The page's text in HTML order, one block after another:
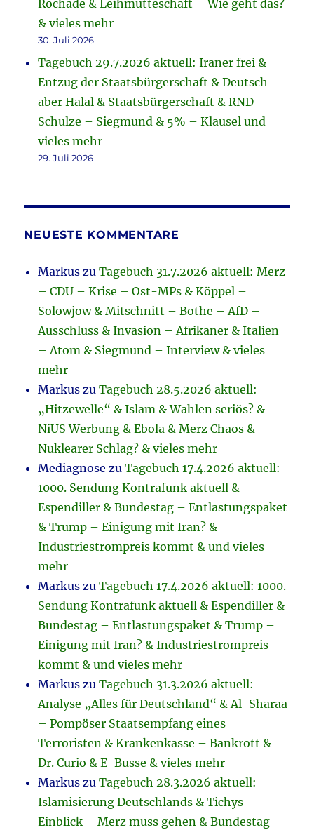
Rochade & Leihmutteschaft – Wie geht das?
& vieles mehr
30. Juli 2026
Tagebuch 29.7.2026 aktuell: Iraner frei &
Entzug der Staatsbürgerschaft & Deutsch
aber Halal & Staatsbürgerschaft & RND –
Schulze – Siegmund & 5% – Klausel und
vieles mehr
29. Juli 2026
NEUESTE KOMMENTARE
Markus zuTagebuch 31.7.2026 aktuell: Merz
– CDU – Krise – Ost-MPs & Köppel –
Solowjow & Mitschnitt – Bothe – AfD –
Ausschluss & Invasion – Afrikaner & Italien
– Atom & Siegmund – Interview & vieles
mehr
Markus zuTagebuch 28.5.2026 aktuell:
„Hitzewelle“ & Islam & Wahlen seriös? &
NiUS Werbung & Ebola & Merz Chaos &
Nuklearer Schlag? & vieles mehr
Mediagnose zuTagebuch 17.4.2026 aktuell:
1000. Sendung Kontrafunk aktuell &
Espendiller & Bundestag – Entlastungspaket
& Trump – Einigung mit Iran? &
Industriestrompreis kommt & und vieles
mehr
Markus zuTagebuch 17.4.2026 aktuell: 1000.
Sendung Kontrafunk aktuell & Espendiller &
Bundestag – Entlastungspaket & Trump –
Einigung mit Iran? & Industriestrompreis
kommt & und vieles mehr
Markus zuTagebuch 31.3.2026 aktuell:
Analyse „Alles für Deutschland“ & Al-Sharaa
– Pompöser Staatsempfang eines
Terroristen & Krankenkasse – Bankrott &
Dr. Curio & E-Busse & vieles mehr
Markus zuTagebuch 28.3.2026 aktuell:
Islamisierung Deutschlands & Tichys
Einblick – Merz muss gehen & Bundestag